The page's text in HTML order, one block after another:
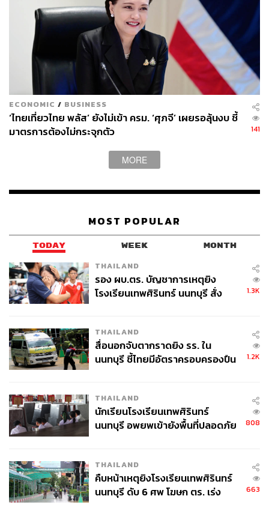
กลยุทธ์การลงทุนยังคงคำแนะนำ Outperform สำหรับ TU
โดยให้ราคาเป้าหมายกลางปี 2568 ที่ 18 บาทต่อหุ้น อ้างอิง
P/E 16 เท่า (P/E เฉลี่ย 10 ปี)
ปัจจัยเสี่ยงสำคัญที่ต้องติดตามคือแรงกดดันเงินเฟ้อ และการ
แข็งค่าของเงินบาท ความเสี่ยงด้าน ESG ที่สำคัญคือ การ
ปล่อยก๊าซเรือนกระจก, การบริหารจัดการของเสียและน้ำ (E),
สวัสดิภาพของลูกค้า, การบริหารจัดการคุณภาพผลิตภัณฑ์
และนโยบายเกี่ยวกับสุขภาพและความปลอดภัย (S)
สามารถติดตาม THE STANDARD WEALTH
TAGS: USA ธุรกิจ
InnovestX Research
ABOUT THE AUTHOR
ECONOMIC / BUSINESS
‘ไทยเที่ยวไทย พลัส’ ยังไม่เข้า ครม. ‘ศุภจี’ เผยรอลุ้นงบ ชี้
มาตรการต้องไม่กระจุกตัว
141
MORE
MOST POPULAR
TODAY WEEK MONTH
THAILAND
รอง ผบ.ตร. บัญชาการเหตุยิง
โรงเรียนเทพศิรินทร์ นนทบุรี สั่ง
1.3K
THAILAND
สื่อนอกจับตากราดยิง รร. ใน
นนทบุรี ชี้ไทยมีอัตราครอบครองปืน
1.2K
THAILAND
นักเรียนโรงเรียนเทพศิรินทร์
นนทบุรี อพยพเข้ายังพื้นที่ปลอดภัย
808
THAILAND
คืบหน้าเหตุยิงโรงเรียนเทพศิรินทร์
นนทบุรี ดับ 6 ศพ โฆษก ตร. เร่ง
663